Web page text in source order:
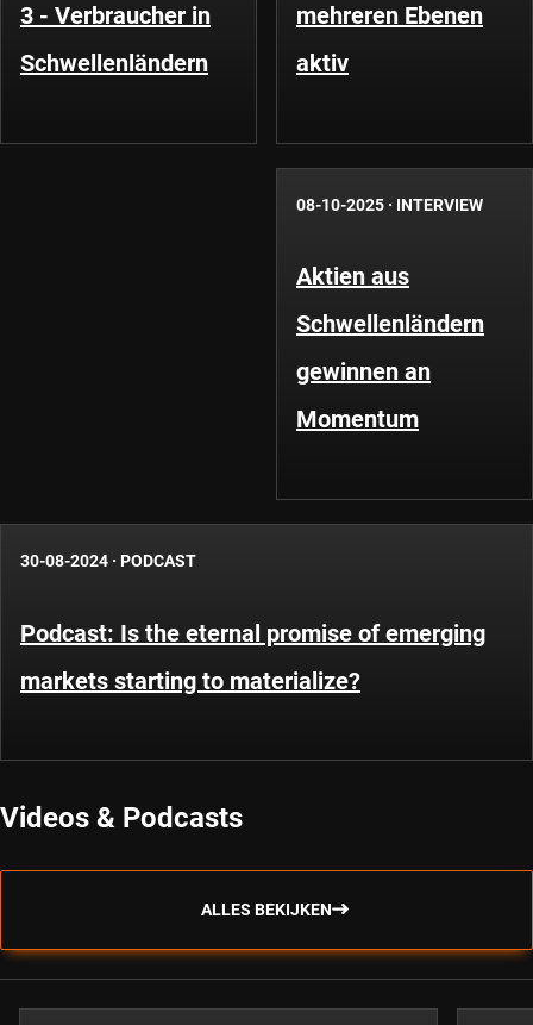
3 - Verbraucher in
Schwellenländern
mehreren Ebenen
aktiv
08-10-2025 · INTERVIEW
Aktien aus
Schwellenländern
gewinnen an
Momentum
30-08-2024 · PODCAST
Podcast: Is the eternal promise of emerging
markets starting to materialize?
Videos & Podcasts
ALLES BEKIJKEN